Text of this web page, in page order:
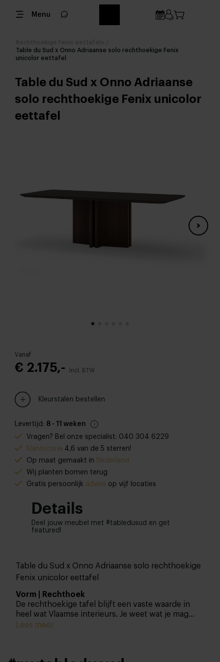
Menu
Table du Sud x Onno Adriaanse solo rechthoekige Fenix
unicolor eettafel
Table du Sud x Onno Adriaanse
solo rechthoekige Fenix unicolor
eettafel
Vanaf
€ 2.175,- Incl. BTW
Kleurstalen bestellen
Levertijd: 8 - 11 weken
Vragen? Bel onze specialist: 040 304 6229
Klantscore: 4,6 van de 5 sterren!
Op maat gemaakt in Nederland
Wij planten bomen terug
Gratis persoonlijk advies op vijf locaties
Details
Deel jouw meubel met #tabledusud en get
featured!
Table du Sud x Onno Adriaanse solo rechthoekige
Fenix unicolor eettafel
Vorm | Rechthoek
De rechthoekige tafel blijft een vaste waarde in
heel wat Vlaamse interieurs. Je weet wat je mag
verwachten en hoe je de tafel praktisch kan
Lees meer